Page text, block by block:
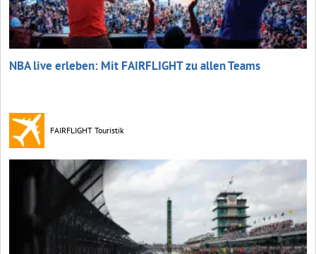
NBA live erleben: Mit FAIRFLIGHT zu allen Teams
FAIRFLIGHT Touristik